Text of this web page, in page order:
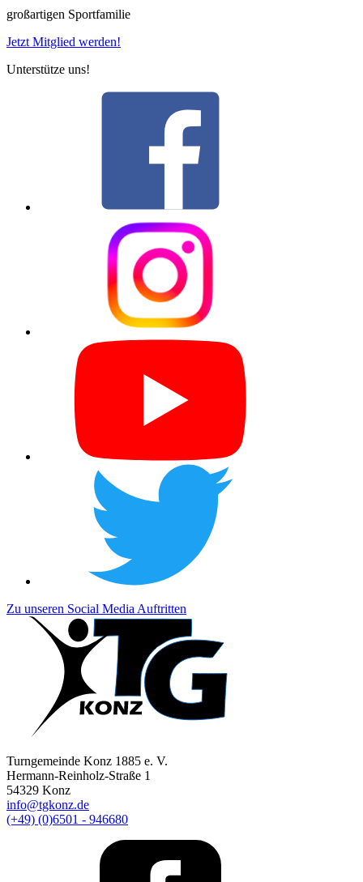
großartigen Sportfamilie
Jetzt Mitglied werden!
Unterstütze uns!
Zu unseren Social Media Auftritten
Turngemeinde Konz 1885 e. V.
Hermann-Reinholz-Straße 1
54329 Konz
info@tgkonz.de
(+49) (0)6501 - 946680